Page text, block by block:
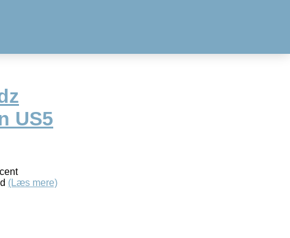
US5
(Læs mere)